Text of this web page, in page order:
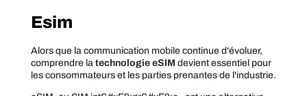
Esim
Alors que la communication mobile continue d'évoluer,
comprendre la technologie eSIMdevient essentiel pour
les consommateurs et les parties prenantes de l'industrie.